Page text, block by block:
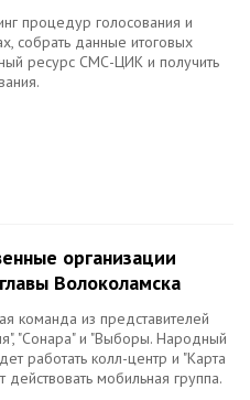
процедур голосования и
собрать данные итоговых
ресурс СМС-ЦИК и получить
организации
Волоколамска
команда из представителей
"Сонара" и "Выборы. Народный
работать колл-центр и "Карта
мобильная группа.